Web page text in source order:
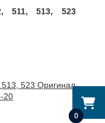
0
511, 513, 523